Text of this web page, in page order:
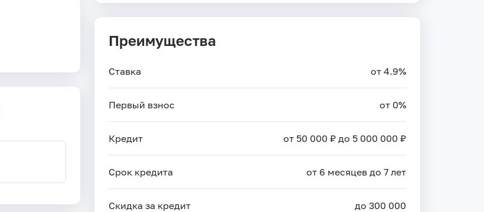
Преимущества
Ставка от 4.9%
Первый взнос от 0%
Кредит от 50 000 ₽ до 5 000 000 ₽
Срок кредита от 6 месяцев до 7 лет
Скидка за кредит до 300 000